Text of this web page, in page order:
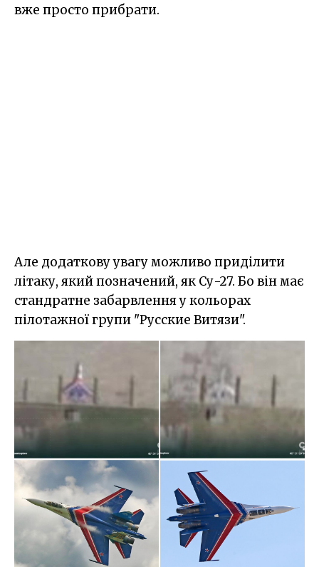
вже просто прибрати.
Але додаткову увагу можливо приділити
літаку, який позначений, як Су-27. Бо він має
стандратне забарвлення у кольорах
пілотажної групи "Русские Витязи".